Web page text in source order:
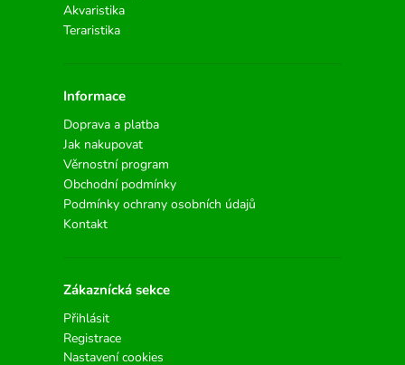
Akvaristika
Teraristika
Informace
Doprava a platba
Jak nakupovat
Věrnostní program
Obchodní podmínky
Podmínky ochrany osobních údajů
Kontakt
Zákaznícká sekce
Přihlásit
Registrace
Nastavení cookies